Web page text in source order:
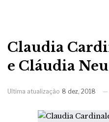
Claudia
e Cláudia
Ultima atualização 8 dez, 2018